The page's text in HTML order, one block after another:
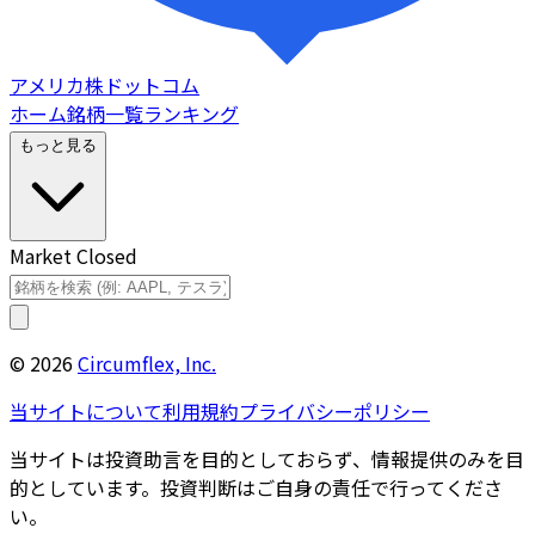
アメリカ株ドットコム
ホーム銘柄一覧ランキング
もっと見る
Market Closed
© 2026Circumflex, Inc.
当サイトについて利用規約プライバシーポリシー
当サイトは投資助言を目的としておらず、情報提供のみを目
的としています。投資判断はご自身の責任で行ってくださ
い。